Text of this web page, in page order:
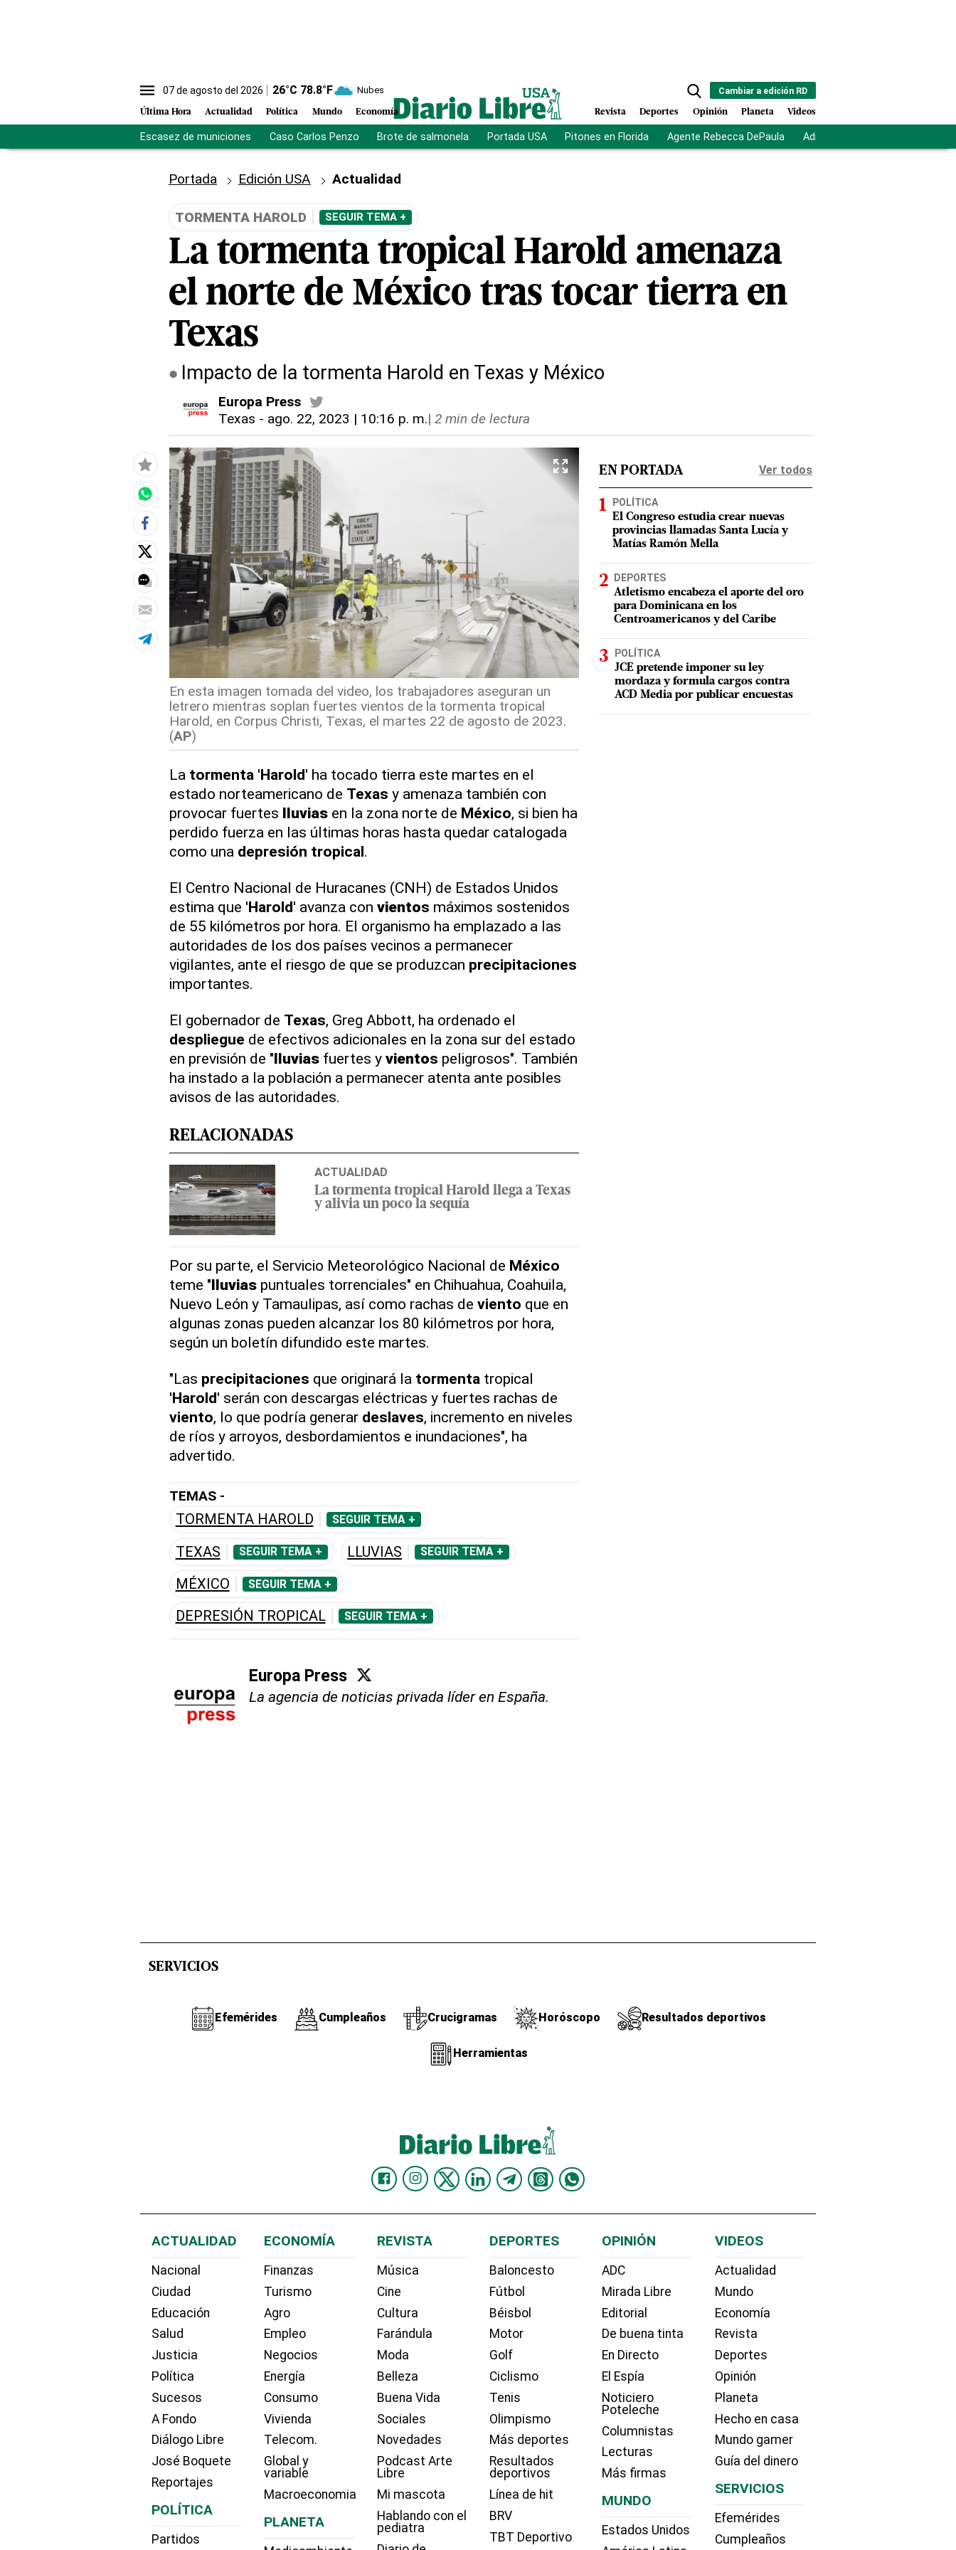
07 de agosto del 2026 26°C 78.8°F Nubes
Última Hora Actualidad Política Mundo Economía
Cambiar a edición RD
Revista Deportes Opinión Planeta Videos
Escasez de municiones Caso Carlos Penzo Brote de salmonela Portada USA Pitones en Florida Agente Rebecca DePaula Adriano Espaillat
Portada Edición USA Actualidad
TORMENTA HAROLD SEGUIR TEMA +
La tormenta tropical Harold amenaza
el norte de México tras tocar tierra en
Texas
Impacto de la tormenta Harold en Texas y México
Europa Press
Texas - ago. 22, 2023 | 10:16 p. m.| 2 min de lectura
En esta imagen tomada del video, los trabajadores aseguran un
letrero mientras soplan fuertes vientos de la tormenta tropical
Harold, en Corpus Christi, Texas, el martes 22 de agosto de 2023.
(AP)
La tormenta'Harold' ha tocado tierra este martes en el
estado norteamericano de Texas y amenaza también con
provocar fuertes lluviasen la zona norte de México, si bien ha
perdido fuerza en las últimas horas hasta quedar catalogada
como una depresión tropical.
El Centro Nacional de Huracanes (CNH) de Estados Unidos
estima que 'Harold' avanza con vientos máximos sostenidos
de 55 kilómetros por hora. El organismo ha emplazado a las
autoridades de los dos países vecinos a permanecer
vigilantes, ante el riesgo de que se produzcan precipitaciones
importantes.
El gobernador de Texas, Greg Abbott, ha ordenado el
despliegue de efectivos adicionales en la zona sur del estado
en previsión de "lluviasfuertes y vientos peligrosos". También
ha instado a la población a permanecer atenta ante posibles
avisos de las autoridades.
RELACIONADAS
ACTUALIDAD
La tormenta tropical Harold llega a Texas
y alivia un poco la sequía
Por su parte, el Servicio Meteorológico Nacional de México
teme "lluviaspuntuales torrenciales" en Chihuahua, Coahuila,
Nuevo León y Tamaulipas, así como rachas de viento que en
algunas zonas pueden alcanzar los 80 kilómetros por hora,
según un boletín difundido este martes.
"Las precipitaciones que originará la tormentatropical
'Harold' serán con descargas eléctricas y fuertes rachas de
viento, lo que podría generar deslaves, incremento en niveles
de ríos y arroyos, desbordamientos e inundaciones", ha
advertido.
TEMAS -
TORMENTA HAROLD SEGUIR TEMA +
TEXAS SEGUIR TEMA + LLUVIAS SEGUIR TEMA +
MÉXICO SEGUIR TEMA +
DEPRESIÓN TROPICAL SEGUIR TEMA +
Europa Press
La agencia de noticias privada líder en España.
EN PORTADA Ver todos
POLÍTICA
El Congreso estudia crear nuevas
provincias llamadas Santa Lucía y
Matías Ramón Mella
DEPORTES
Atletismo encabeza el aporte del oro
para Dominicana en los
Centroamericanos y del Caribe
POLÍTICA
JCE pretende imponer su ley
mordaza y formula cargos contra
ACD Media por publicar encuestas
SERVICIOS
Efemérides Cumpleaños Crucigramas Horóscopo Resultados deportivos
Herramientas
ACTUALIDAD
Nacional
Ciudad
Educación
Salud
Justicia
Política
Sucesos
A Fondo
Diálogo Libre
José Boquete
Reportajes
POLÍTICA
Partidos
ECONOMÍA
Finanzas
Turismo
Agro
Empleo
Negocios
Energía
Consumo
Vivienda
Telecom.
Global y
variable
Macroeconomia
PLANETA
REVISTA
Música
Cine
Cultura
Farándula
Moda
Belleza
Buena Vida
Sociales
Novedades
Podcast Arte
Libre
Mi mascota
Hablando con el
pediatra
DEPORTES
Baloncesto
Fútbol
Béisbol
Motor
Golf
Ciclismo
Tenis
Olimpismo
Más deportes
Resultados
deportivos
Línea de hit
BRV
TBT Deportivo
OPINIÓN
ADC
Mirada Libre
Editorial
De buena tinta
En Directo
El Espía
Noticiero
Poteleche
Columnistas
Lecturas
Más firmas
MUNDO
Estados Unidos
VIDEOS
Actualidad
Mundo
Economía
Revista
Deportes
Opinión
Planeta
Hecho en casa
Mundo gamer
Guía del dinero
SERVICIOS
Efemérides
Cumpleaños